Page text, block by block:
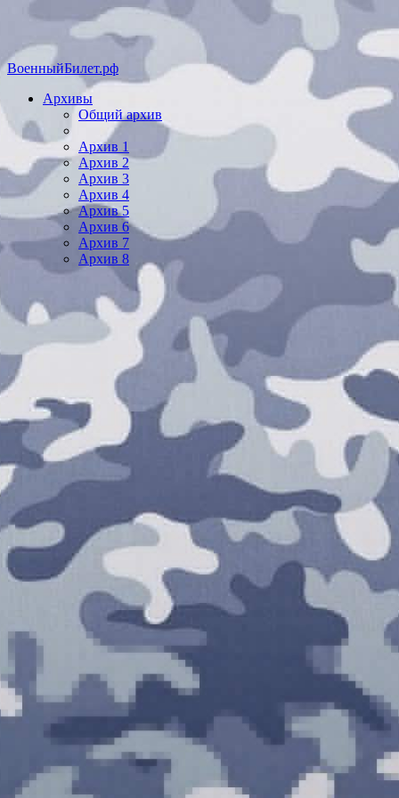
ВоенныйБилет.рф
Архивы
Общий архив
Архив 1
Архив 2
Архив 3
Архив 4
Архив 5
Архив 6
Архив 7
Архив 8